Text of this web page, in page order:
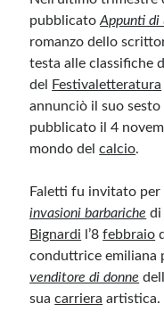
pubblicatoAppunti di
romanzo dello
testa alle classifiche
del
Festivaletteratura
annunciò il suo sesto
pubblicato il 4
mondo delcalcio.
Faletti fu invitato
invasioni barbariche di
Bignardi l’8febbraio
conduttrice emiliana
venditore di donne
suacarriera artistica.